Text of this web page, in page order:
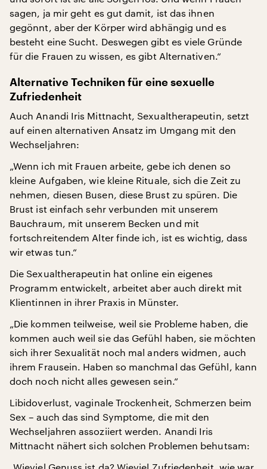
sagen, ja mir geht es gut damit, ist das ihnen
gegönnt, aber der Körper wird abhängig und es
besteht eine Sucht. Deswegen gibt es viele Gründe
für die Frauen zu wissen, es gibt Alternativen.“
Alternative Techniken für eine sexuelle
Zufriedenheit
Auch Anandi Iris Mittnacht, Sexualtherapeutin, setzt
auf einen alternativen Ansatz im Umgang mit den
Wechseljahren:
„Wenn ich mit Frauen arbeite, gebe ich denen so
kleine Aufgaben, wie kleine Rituale, sich die Zeit zu
nehmen, diesen Busen, diese Brust zu spüren. Die
Brust ist einfach sehr verbunden mit unserem
Bauchraum, mit unserem Becken und mit
fortschreitendem Alter finde ich, ist es wichtig, dass
wir etwas tun.“
Die Sexualtherapeutin hat online ein eigenes
Programm entwickelt, arbeitet aber auch direkt mit
Klientinnen in ihrer Praxis in Münster.
„Die kommen teilweise, weil sie Probleme haben, die
kommen auch weil sie das Gefühl haben, sie möchten
sich ihrer Sexualität noch mal anders widmen, auch
ihrem Frausein. Haben so manchmal das Gefühl, kann
doch noch nicht alles gewesen sein.“
Libidoverlust, vaginale Trockenheit, Schmerzen beim
Sex – auch das sind Symptome, die mit den
Wechseljahren assoziiert werden. Anandi Iris
Mittnacht nähert sich solchen Problemen behutsam: